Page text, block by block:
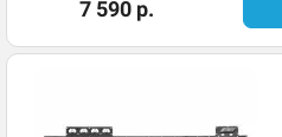
7 590 р.